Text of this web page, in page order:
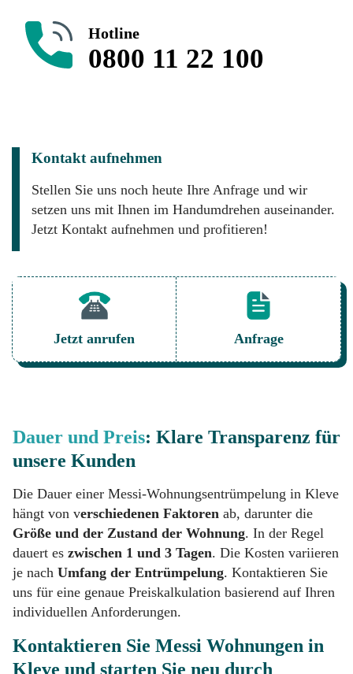
Hotline
0800 11 22 100
Kontakt aufnehmen
Stellen Sie uns noch heute Ihre Anfrage und wir
setzen uns mit Ihnen im Handumdrehen auseinander.
Jetzt Kontakt aufnehmen und profitieren!
Jetzt anrufen Anfrage
Dauer und Preis: Klare Transparenz für
unsere Kunden
Die Dauer einer Messi-Wohnungsentrümpelung in Kleve
hängt von verschiedenen Faktoren ab, darunter die
Größe und der Zustand der Wohnung. In der Regel
dauert es zwischen 1 und 3 Tagen. Die Kosten variieren
je nach Umfang der Entrümpelung. Kontaktieren Sie
uns für eine genaue Preiskalkulation basierend auf Ihren
individuellen Anforderungen.
Kontaktieren Sie Messi Wohnungen in
Kleve und starten Sie neu durch